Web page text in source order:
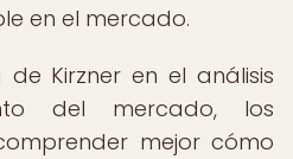
en el mercado.
Kirzner en el análisis
del mercado, los
mejor cómo